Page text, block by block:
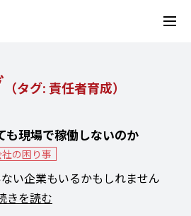
（タグ:責任者育成）
も現場で稼働しないのか
社の困り事
い企業もいるかもしれません
きを読む